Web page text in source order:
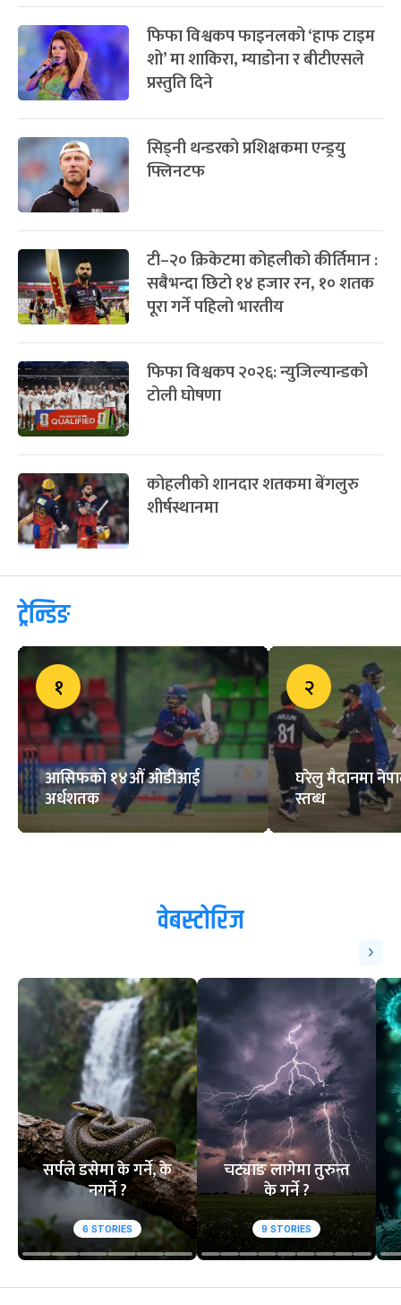
फिफा विश्वकप फाइनलको ‘हाफ टाइम
शो’ मा शाकिरा, म्याडोना र बीटीएसले
प्रस्तुति दिने
सिड्नी थन्डरको प्रशिक्षकमा एन्ड्रयु
फ्लिनटफ
टी–२० क्रिकेटमा कोहलीको कीर्तिमान :
सबैभन्दा छिटो १४ हजार रन, १० शतक
पूरा गर्ने पहिलो भारतीय
फिफा विश्वकप २०२६: न्युजिल्यान्डको
टोली घोषणा
कोहलीको शानदार शतकमा बेंगलुरु
शीर्षस्थानमा
ट्रेन्डिङ
१
आसिफको १४औं ओडीआई
अर्धशतक
२
घरेलु मैदानमा
स्तब्ध
वेबस्टोरिज
सर्पले डसेमा के गर्ने, के
नगर्ने ?
6 STORIES
चट्याङ लागेमा तुरुन्त
के गर्ने ?
9 STORIES